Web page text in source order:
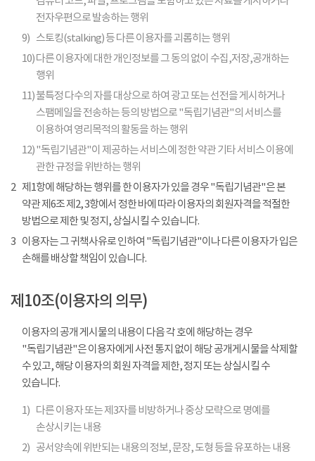
전자우편으로 발송하는 행위
9) 스토킹(stalking) 등 다른 이용자를 괴롭히는 행위
10)다른 이용자에 대한 개인정보를 그 동의 없이 수집,저장,공개하는
행위
11)불특정 다수의 자를 대상으로 하여 광고 또는 선전을 게시하거나
스팸메일을 전송하는 등의 방법으로 "독립기념관"의 서비스를
이용하여 영리목적의 활동을 하는 행위
12)"독립기념관"이 제공하는 서비스에 정한 약관 기타 서비스 이용에
관한 규정을 위반하는 행위
2 제1항에 해당하는 행위를 한 이용자가 있을 경우 "독립기념관"은 본
약관 제6조 제2, 3항에서 정한 바에 따라 이용자의 회원자격을 적절한
방법으로 제한 및 정지, 상실시킬 수 있습니다.
3 이용자는 그 귀책사유로 인하여 "독립기념관"이나 다른 이용자가 입은
손해를 배상할 책임이 있습니다.
제10조(이용자의 의무)
이용자의 공개 게시물의 내용이 다음 각 호에 해당하는 경우
"독립기념관"은 이용자에게 사전 통지 없이 해당 공개게시물을 삭제할
수 있고, 해당 이용자의 회원 자격을 제한, 정지 또는 상실시킬 수
있습니다.
1) 다른 이용자 또는 제3자를 비방하거나 중상 모략으로 명예를
손상시키는 내용
2) 공서양속에 위반되는 내용의 정보, 문장, 도형 등을 유포하는 내용